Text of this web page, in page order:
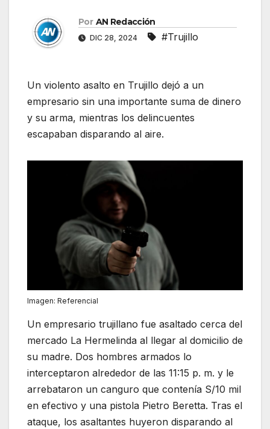
Por AN Redacción
DIC 28, 2024 #Trujillo
Un violento asalto en Trujillo dejó a un
empresario sin una importante suma de dinero
y su arma, mientras los delincuentes
escapaban disparando al aire.
Imagen: Referencial
Un empresario trujillano fue asaltado cerca del
mercado La Hermelinda al llegar al domicilio de
su madre. Dos hombres armados lo
interceptaron alrededor de las 11:15 p. m. y le
arrebataron un canguro que contenía S/10 mil
en efectivo y una pistola Pietro Beretta. Tras el
ataque, los asaltantes huyeron disparando al